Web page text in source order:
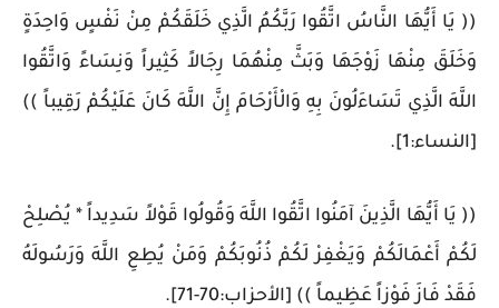
(( يَا أَيُّهَا النَّاسُ اتَّقُوا رَبَّكُمُ الَّذِي خَلَقَكُمْ مِنْ نَفْسٍ وَاحِدَةٍ
وَخَلَقَ مِنْهَا زَوْجَهَا وَبَثَّ مِنْهُمَا رِجَالاً كَثِيراً وَنِسَاءً وَاتَّقُوا
اللَّهَ الَّذِي تَسَاءَلُونَ بِهِ وَالْأَرْحَامَ إِنَّ اللَّهَ كَانَ عَلَيْكُمْ رَقِيباً ))
[النساء:1].
(( يَا أَيُّهَا الَّذِينَ آمَنُوا اتَّقُوا اللَّهَ وَقُولُوا قَوْلاً سَدِيداً * يُصْلِحْ
لَكُمْ أَعْمَالَكُمْ وَيَغْفِرْ لَكُمْ ذُنُوبَكُمْ وَمَنْ يُطِعِ اللَّهَ وَرَسُولَهُ
فَقَدْ فَازَ فَوْزاً عَظِيماً )) [الأحزاب:70-71].